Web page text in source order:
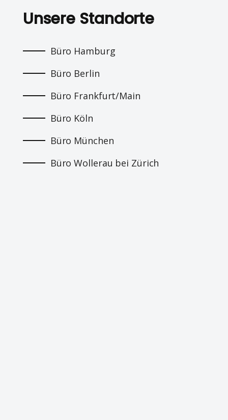
Unsere Standorte
Büro Hamburg
Büro Berlin
Büro Frankfurt/Main
Büro Köln
Büro München
Büro Wollerau bei Zürich